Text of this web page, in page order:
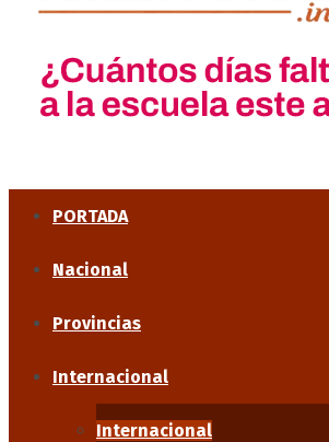
PORTADA
Nacional
Provincias
Internacional
Internacional